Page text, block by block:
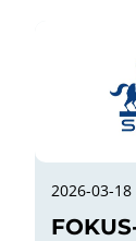
2026-03-18